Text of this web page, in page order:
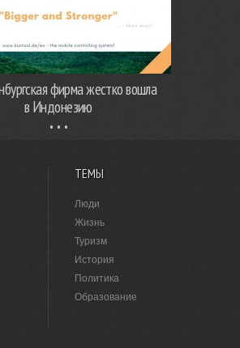
фирма жестко вошла
в Индонезию
ТЕМЫ
Люди
Жизнь
Туризм
История
Политика
Образование